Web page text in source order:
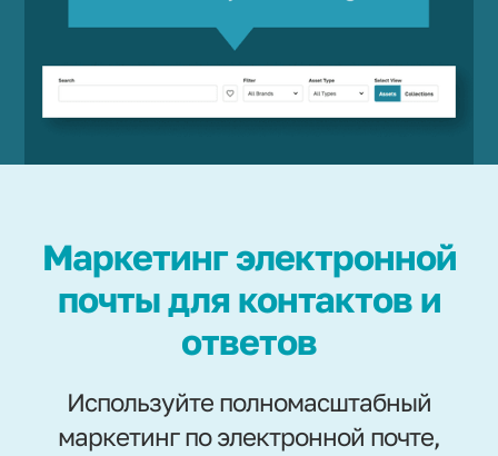
Маркетинг электронной
почты для контактов и
ответов
Используйте полномасштабный
маркетинг по электронной почте,